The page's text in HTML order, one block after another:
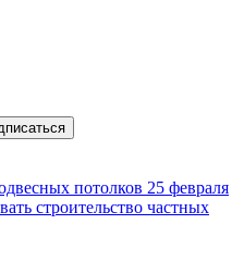
потолков 25 февраля
строительство частных